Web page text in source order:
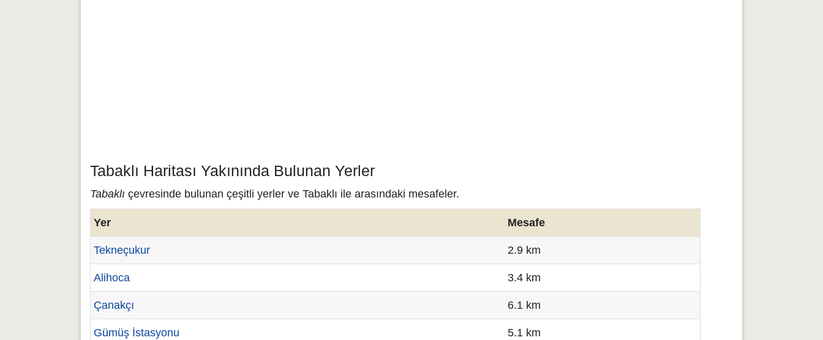
Tabaklı Haritası Yakınında Bulunan Yerler
Tabaklı çevresinde bulunan çeşitli yerler ve Tabaklı ile arasındaki mesafeler.
Yer Mesafe
Tekneçukur 2.9 km
Alihoca 3.4 km
Çanakçı 6.1 km
Gümüş İstasyonu 5.1 km